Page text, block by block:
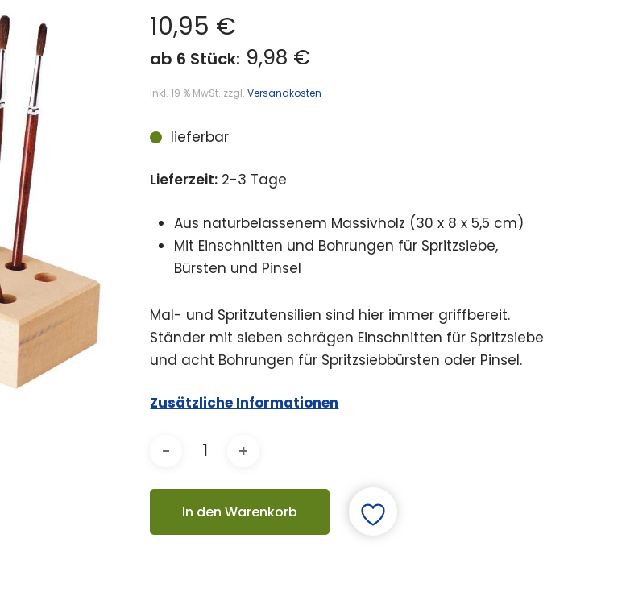
10,95 €
ab 6 Stück: 9,98 €
inkl. 19 % MwSt. zzgl.Versandkosten
lieferbar
Lieferzeit: 2-3 Tage
Aus naturbelassenem Massivholz (30 x 8 x 5,5 cm)
Mit Einschnitten und Bohrungen für Spritzsiebe,
Bürsten und Pinsel
Mal- und Spritzutensilien sind hier immer griffbereit.
Ständer mit sieben schrägen Einschnitten für Spritzsiebe
und acht Bohrungen für Spritzsiebbürsten oder Pinsel.
Zusätzliche Informationen
In den Warenkorb